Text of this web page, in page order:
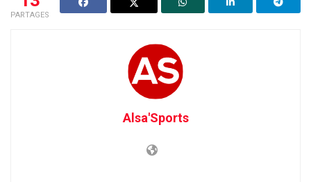
PARTAGES
Alsa'Sports